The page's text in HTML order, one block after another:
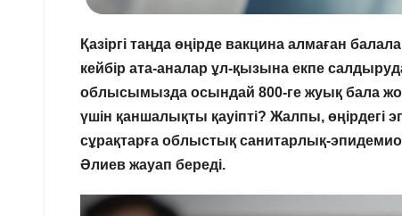
Қазіргі таңда өңірде вакцина алмаған
кейбір ата-аналар ұл-қызына екпе
облысымызда осындай 800-ге жуық бала
үшін қаншалықты қауіпті? Жалпы,
сұрақтарға облыстық санитарлық-
Әлиев жауап береді.